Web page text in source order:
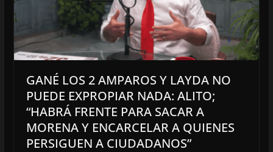
GANÉ LOS 2 AMPAROS Y LAYDA NO
PUEDE EXPROPIAR NADA: ALITO;
“HABRÁ FRENTE PARA SACAR A
MORENA Y ENCARCELAR A QUIENES
PERSIGUEN A CIUDADANOS”